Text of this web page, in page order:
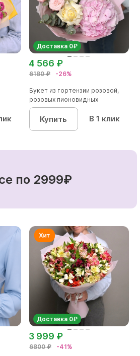
Доставка 0₽
6180 ₽ -26%
4 566 ₽
Букет из гортензии розовой,
розовых пионовидных
кустовы...
Купить В 1 клик
по 2999₽
Доставка 0₽
6800 ₽ -41%
3 999 ₽